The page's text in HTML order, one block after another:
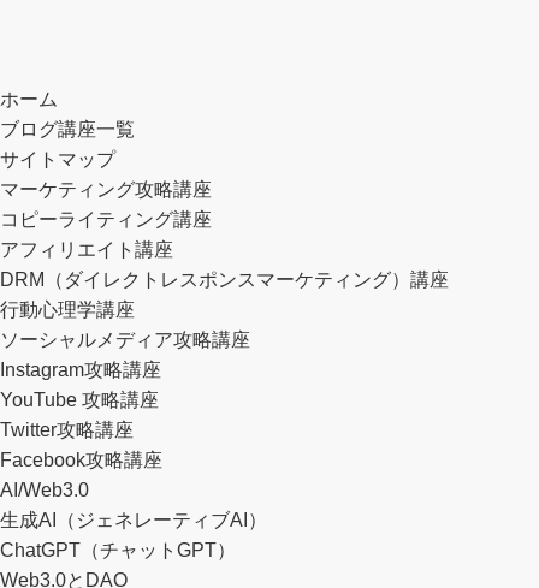
トレンドアフィリエイトは今すぐ
辞めなさい！って話とコンサル生
の事例。
実践者の「その後」と販売終了日
時について。【XMアフィリエイ
ト攻略プロジェクト】…
あなたの「資産」を「１０００
倍」にする嘘のようなホントの
話。
【限定企画】ブログ？ソーシャル
メディア？結局何をどうすれば稼
げるの？って話です。…
他人を批判、誹謗中傷しまくって
稼ぐマーケティング戦略とは。
ホーム
ブログ講座一覧
サイトマップ
マーケティング攻略講座
コピーライティング講座
アフィリエイト講座
DRM（ダイレクトレスポンスマーケティング）講座
行動心理学講座
ソーシャルメディア攻略講座
Instagram攻略講座
YouTube 攻略講座
Twitter攻略講座
Facebook攻略講座
AI/Web3.0
生成AI（ジェネレーティブAI）
ChatGPT（チャットGPT）
Web3.0とDAO